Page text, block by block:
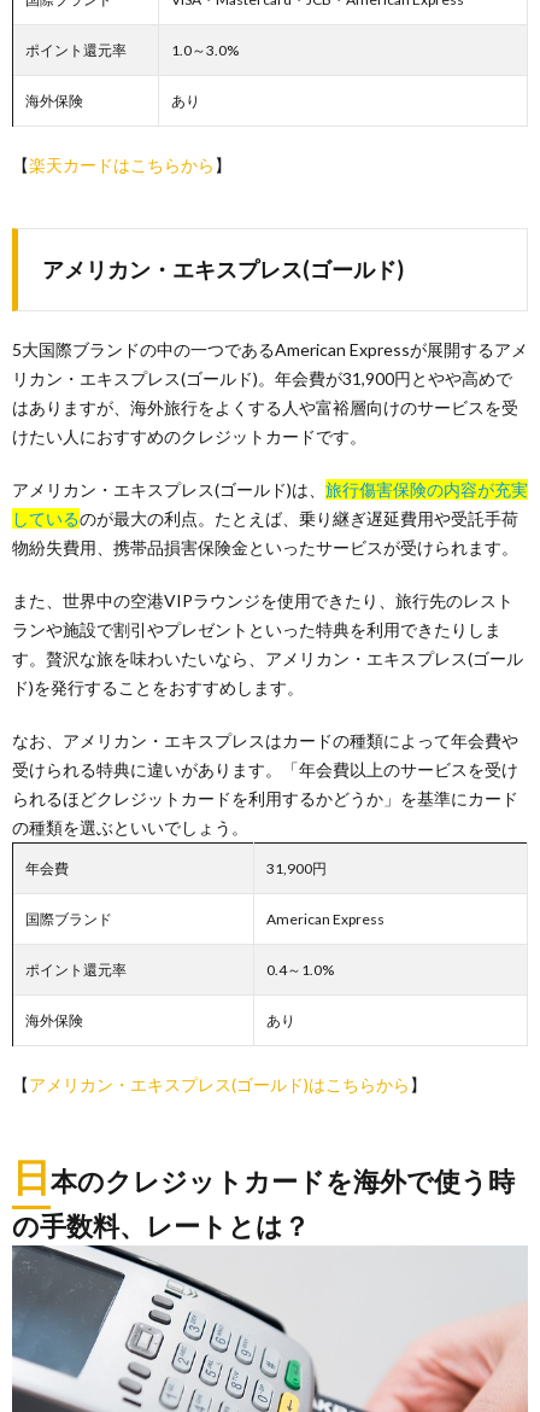
ポイント還元率 1.0～3.0%
海外保険 あり
【楽天カードはこちらから 】
アメリカン・エキスプレス(ゴールド)
5大国際ブランドの中の一つであるAmerican Expressが展開するアメ
リカン・エキスプレス(ゴールド)。年会費が31,900円とやや高めで
はありますが、海外旅行をよくする人や富裕層向けのサービスを受
けたい人におすすめのクレジットカードです。
アメリカン・エキスプレス(ゴールド)は、 旅行傷害保険の内容が充実
しているのが最大の利点。たとえば、乗り継ぎ遅延費用や受託手荷
物紛失費用、携帯品損害保険金といったサービスが受けられます。
また、世界中の空港VIPラウンジを使用できたり、旅行先のレスト
ランや施設で割引やプレゼントといった特典を利用できたりしま
す。贅沢な旅を味わいたいなら、アメリカン・エキスプレス(ゴール
ド)を発行することをおすすめします。
なお、アメリカン・エキスプレスはカードの種類によって年会費や
受けられる特典に違いがあります。「年会費以上のサービスを受け
られるほどクレジットカードを利用するかどうか」を基準にカード
の種類を選ぶといいでしょう。
年会費 31,900円
国際ブランド American Express
ポイント還元率 0.4～1.0%
海外保険 あり
【アメリカン・エキスプレス(ゴールド)はこちらから 】
日本のクレジットカードを海外で使う時
の手数料、レートとは？